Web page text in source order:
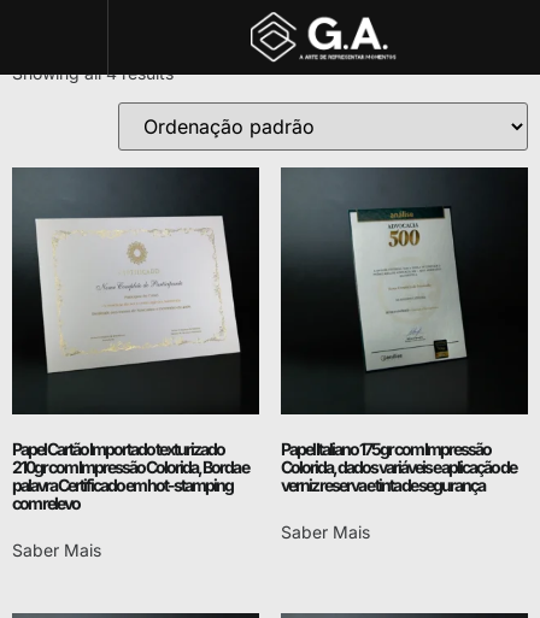
Diplomas Premium
Showing all 4 results
Papel Cartão Importado texturizado
210gr com Impressão Colorida, Borda e
palavra Certificado em hot-stamping
com relevo
Saber Mais
Papel Italiano 175gr com Impressão
Colorida, dados variáveis e aplicação de
verniz reserva e tinta de segurança
Saber Mais